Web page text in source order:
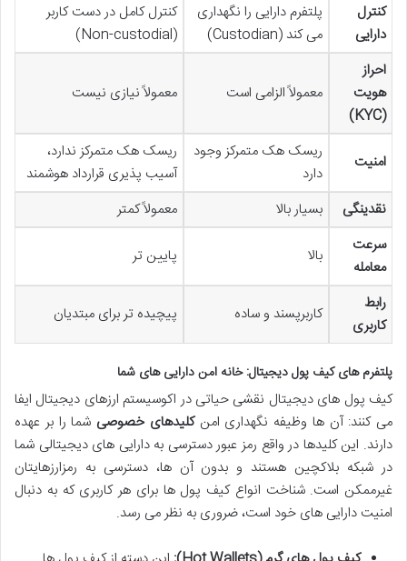
کنترل
دارایی
پلتفرم دارایی را نگهداری
می کند (Custodian)
کنترل کامل در دست کاربر
(Non-custodial)
احراز
هویت
(KYC)
معمولاً الزامی است معمولاً نیازی نیست
امنیت
ریسک هک متمرکز وجود
دارد
ریسک هک متمرکز ندارد،
آسیب پذیری قرارداد هوشمند
نقدینگی
بسیار بالا
معمولاً کمتر
سرعت
معامله
بالا پایین تر
رابط
کاربری
کاربرپسند و ساده پیچیده تر برای مبتدیان
پلتفرم های کیف پول دیجیتال: خانه امن دارایی های شما
کیف پول های دیجیتال نقشی حیاتی در اکوسیستم ارزهای دیجیتال ایفا
می کنند: آن ها وظیفه نگهداری امنکلیدهای خصوصی شما را بر عهده
دارند. این کلیدها در واقع رمز عبور دسترسی به دارایی های دیجیتالی شما
در شبکه بلاکچین هستند و بدون آن ها، دسترسی به رمزارزهایتان
غیرممکن است. شناخت انواع کیف پول ها برای هر کاربری که به دنبال
امنیت دارایی های خود است، ضروری به نظر می رسد.